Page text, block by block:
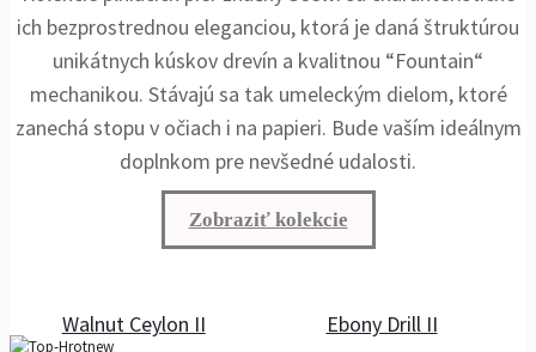
ich bezprostrednou eleganciou, ktorá je daná štruktúrou
unikátnych kúskov drevín a kvalitnou “Fountain“
mechanikou. Stávajú sa tak umeleckým dielom, ktoré
zanechá stopu v očiach i na papieri. Bude vaším ideálnym
doplnkom pre nevšedné udalosti.
Zobraziť kolekcie
Walnut Ceylon II Ebony Drill II